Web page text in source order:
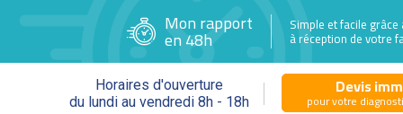
Mon rapport
en 48h
Simple et facile
à réception de votre
Horaires d'ouverture
du lundi au vendredi 8h - 18h
Devis
pour votre